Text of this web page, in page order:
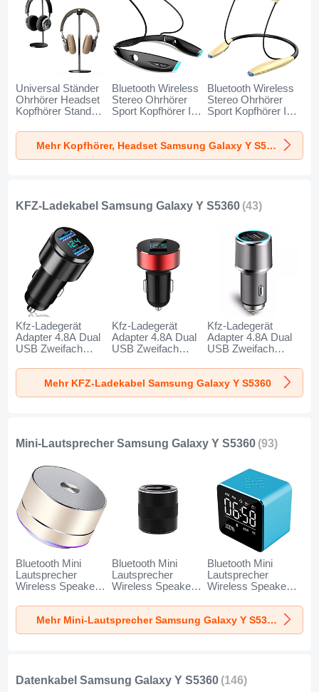
Universal Ständer
Ohrhörer Headset
Kopfhörer Stand
Galaxy Y S5360
Schwarz
Bluetooth Wireless
Stereo Ohrhörer
Sport Kopfhörer In
für Samsung
Galaxy Y S5360
Schwarz
Bluetooth Wireless
Stereo Ohrhörer
Sport Kopfhörer In
für Samsung
Galaxy Y S5360
Gold
Mehr Kopfhörer, Headset Samsung Galaxy Y S5360
KFZ-Ladekabel Samsung Galaxy Y S5360 (43)
Kfz-Ladegerät
Adapter 4.8A Dual
USB Zweifach
Charge Universal
K10 für Samsung
Galaxy Y S5360
Kfz-Ladegerät
Adapter 4.8A Dual
USB Zweifach
Charge Universal
K07 für Samsung
Galaxy Y S5360
Kfz-Ladegerät
Adapter 4.8A Dual
USB Zweifach
Charge Universal
K08 für Samsung
Galaxy Y S5360
Mehr KFZ-Ladekabel Samsung Galaxy Y S5360
Mini-Lautsprecher Samsung Galaxy Y S5360 (93)
Bluetooth Mini
Lautsprecher
Wireless Speaker
Samsung Galaxy Y
S5360 Gold
Bluetooth Mini
Lautsprecher
Wireless Speaker
Samsung Galaxy Y
S5360 Schwarz
Bluetooth Mini
Lautsprecher
Wireless Speaker
Samsung Galaxy Y
S5360 Blau
Mehr Mini-Lautsprecher Samsung Galaxy Y S5360
Datenkabel Samsung Galaxy Y S5360 (146)